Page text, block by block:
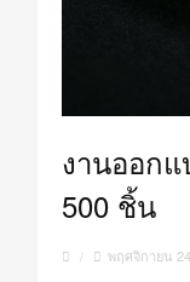
งานออกแ
500 ชิ้น
/ พฤศจิกายน